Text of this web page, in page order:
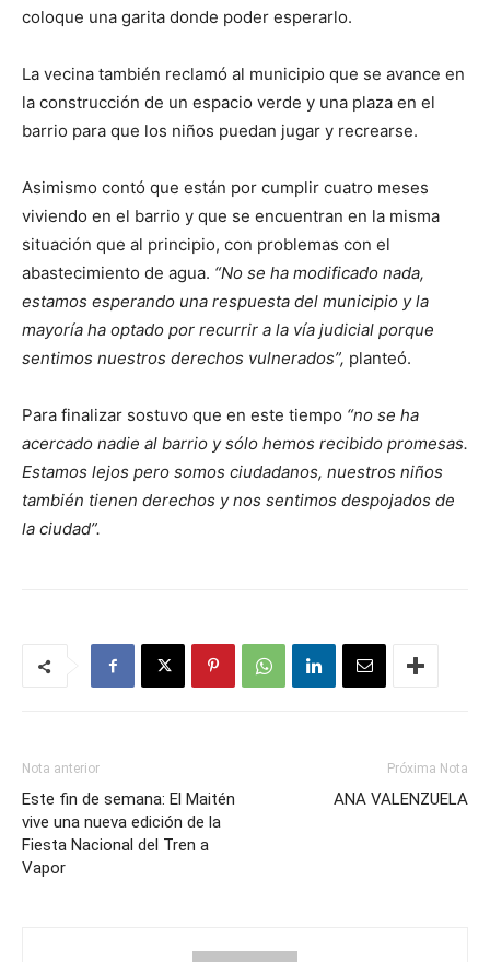
coloque una garita donde poder esperarlo.
La vecina también reclamó al municipio que se avance en
la construcción de un espacio verde y una plaza en el
barrio para que los niños puedan jugar y recrearse.
Asimismo contó que están por cumplir cuatro meses
viviendo en el barrio y que se encuentran en la misma
situación que al principio, con problemas con el
abastecimiento de agua. “No se ha modificado nada,
estamos esperando una respuesta del municipio y la
mayoría ha optado por recurrir a la vía judicial porque
sentimos nuestros derechos vulnerados”, planteó.
Para finalizar sostuvo que en este tiempo “no se ha
acercado nadie al barrio y sólo hemos recibido promesas.
Estamos lejos pero somos ciudadanos, nuestros niños
también tienen derechos y nos sentimos despojados de
la ciudad”.
Nota anterior
Este fin de semana: El Maitén
vive una nueva edición de la
Fiesta Nacional del Tren a
Vapor
Próxima Nota
ANA VALENZUELA